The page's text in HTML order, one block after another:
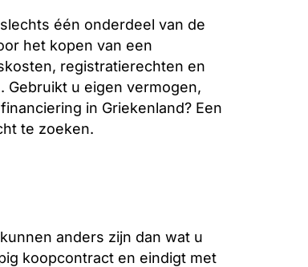
één onderdeel van de
het kopen van een
registratierechten en
Gebruikt u eigen vermogen,
in Griekenland? Een
te zoeken.
anders zijn dan wat u
koopcontract en eindigt met